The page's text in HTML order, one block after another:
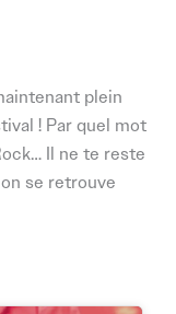
plein
! Par quel mot
Il ne te reste
se retrouve